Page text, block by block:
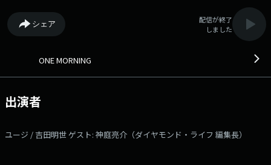
flo、☆Taku Takahashiさんからのモーニングメッセージ！ Takuさんが気
合いを入れたい朝にするモーニングチャージは？？ お楽しみに！ 日
替わりのリスナーアンケート＜ワンコメ・ワンジャッジ＞ 今朝のワンコ
公式Xで実施！★また「#ワンモ」であなたの声=ワンコメを募集中で
う！ みなさんからの「BEST HITS REQUEST」もHPから募集中！！
採用された方には番組オリジナルステッカーをプレゼントしていま
なる場合があります＊ ▽06:00〜 【 HEADLINE NEWS & WEATHER 】
今朝の最新ニュース、最新のお天気は？ ▽06:15〜 【 ワンコメ・ワン
シェア
配信が終了
しました
ONE MORNING
出演者
ユージ / 吉田明世 ゲスト: 神庭亮介（ダイヤモンド・ライフ 編集長）